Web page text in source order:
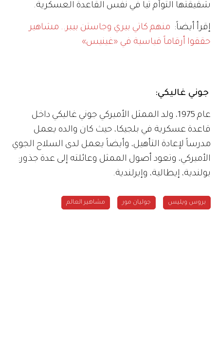
شقيقتها التوأم تيا في نفس القاعدة العسكرية.
إقرأ أيضاً: منهم كاتي بيري وجاستن بيبر.. مشاهير
حققوا أرقاماً قياسية في «غينيس»
جوني غاليكي:
عام 1975، ولد الممثل الأميركي جوني غاليكي داخل
قاعدة عسكرية في بلجيكا، حيث كان والده يعمل
مدرساً لإعادة التأهيل، وأيضاً يعمل لدى السلاح الجوي
الأميركي، وتعود أصول الممثل وعائلته إلى عدة جذور:
بولندية، إيطالية، وإيرلندية.
بروس ويليس جوليان مور مشاهير العالم